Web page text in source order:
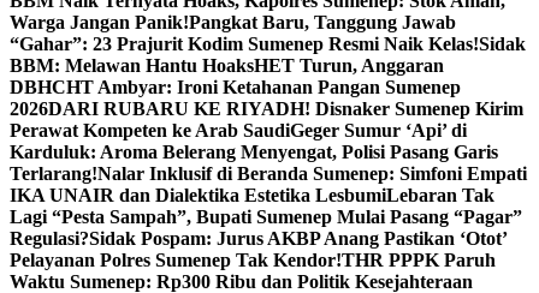
Warga Jangan Panik!Pangkat Baru, Tanggung Jawab
“Gahar”: 23 Prajurit Kodim Sumenep Resmi Naik Kelas!Sidak
BBM: Melawan Hantu HoaksHET Turun, Anggaran
DBHCHT Ambyar: Ironi Ketahanan Pangan Sumenep
2026DARI RUBARU KE RIYADH! Disnaker Sumenep Kirim
Perawat Kompeten ke Arab SaudiGeger Sumur ‘Api’ di
Karduluk: Aroma Belerang Menyengat, Polisi Pasang Garis
Terlarang!Nalar Inklusif di Beranda Sumenep: Simfoni Empati
IKA UNAIR dan Dialektika Estetika LesbumiLebaran Tak
Lagi “Pesta Sampah”, Bupati Sumenep Mulai Pasang “Pagar”
Regulasi?Sidak Pospam: Jurus AKBP Anang Pastikan ‘Otot’
Pelayanan Polres Sumenep Tak Kendor!THR PPPK Paruh
Waktu Sumenep: Rp300 Ribu dan Politik Kesejahteraan